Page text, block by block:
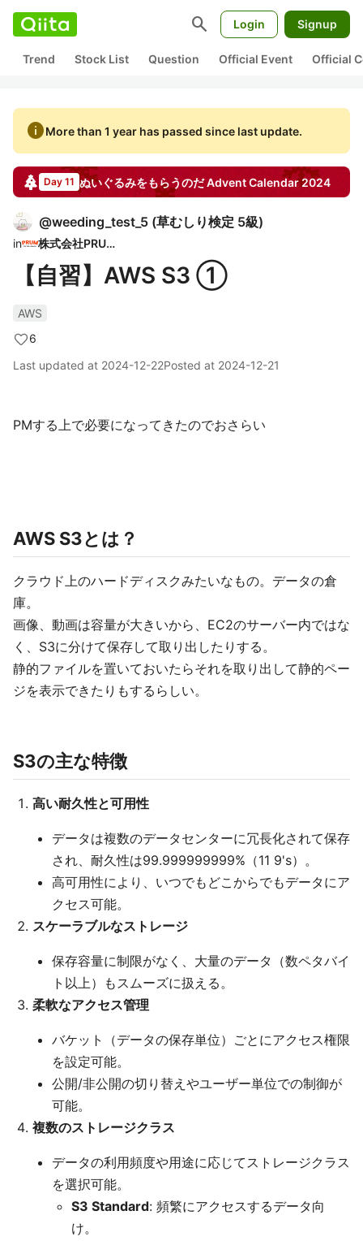
search Login Signup
Trend Stock List Question Official Event Official
infoMore than 1 year has passed since last update.
Day 11 ぬいぐるみをもらうのだAdvent Calendar 2024
@weeding_test_5 (草むしり検定 5級)
in 株式会社PRUM
【自習】AWS S3 ①
AWS
6
Last updated at 2024-12-22Posted at 2024-12-21
PMする上で必要になってきたのでおさらい
AWS S3とは？
クラウド上のハードディスクみたいなもの。データの倉
庫。
画像、動画は容量が大きいから、EC2のサーバー内ではな
く、S3に分けて保存して取り出したりする。
静的ファイルを置いておいたらそれを取り出して静的ペー
ジを表示できたりもするらしい。
S3の主な特徴
高い耐久性と可用性
データは複数のデータセンターに冗長化されて保存
され、耐久性は99.999999999%（11 9's）。
高可用性により、いつでもどこからでもデータにア
クセス可能。
スケーラブルなストレージ
保存容量に制限がなく、大量のデータ（数ペタバイ
ト以上）もスムーズに扱える。
柔軟なアクセス管理
バケット（データの保存単位）ごとにアクセス権限
を設定可能。
公開/非公開の切り替えやユーザー単位での制御が
可能。
複数のストレージクラス
データの利用頻度や用途に応じてストレージクラス
を選択可能。
S3 Standard: 頻繁にアクセスするデータ向
け。